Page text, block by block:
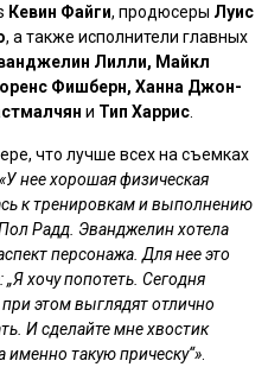
Кевин Файги, продюсеры Луис
, а также исполнители главных
Лилли, Майкл
Фишберн, Ханна Джон-
и Тип Харрис
что лучше всех на съемках
«У нее хорошая физическая
к тренировкам и выполнению
Радд. Эванджелин хотела
персонажа. Для нее это
хочу попотеть. Сегодня
этом выглядят отлично
И сделайте мне хвостик
такую прическу“»